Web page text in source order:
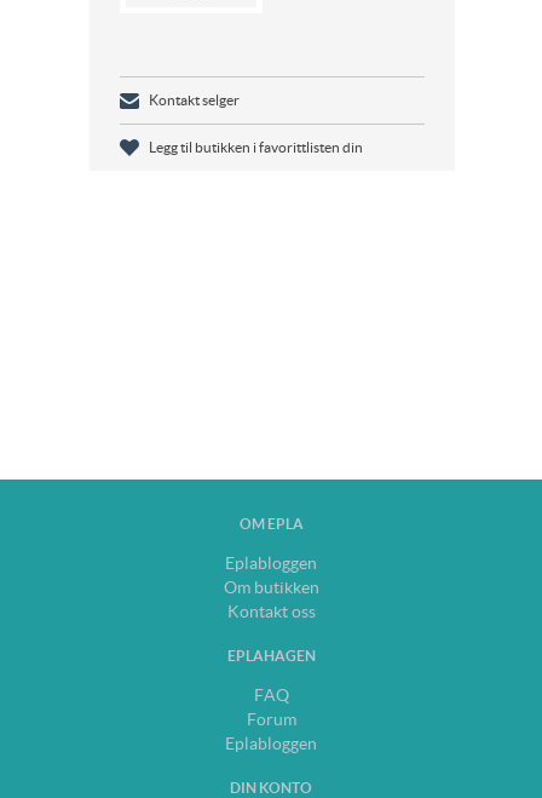
Kontakt selger
Legg til butikken i favorittlisten din
OM EPLA
Eplabloggen
Om butikken
Kontakt oss
EPLAHAGEN
FAQ
Forum
Eplabloggen
DIN KONTO